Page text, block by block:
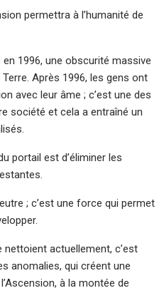
permettra à l’humanité de
1996, une obscurité massive
Après 1996, les gens ont
avec leur âme ; c’est une des
société et cela a entraîné un
portail est d’éliminer les
; c’est une force qui permet
nettoient actuellement, c’est
anomalies, qui créent une
à la montée de